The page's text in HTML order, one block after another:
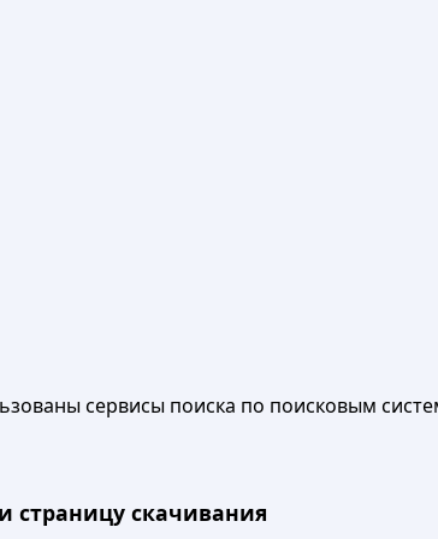
сервисы поиска по поисковым
страницу скачивания